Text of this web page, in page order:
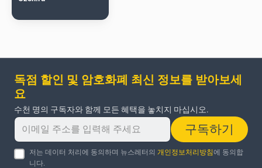
독점 할인 및 암호화폐 최신 정보를 받아보세
요
수천 명의 구독자와 함께 모든 혜택을 놓치지 마십시오.
구독하기
저는 데이터 처리에 동의하며 뉴스레터의 개인정보처리방침에 동의합
니다.